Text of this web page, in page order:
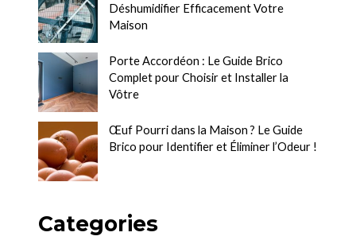
Déshumidifier Efficacement Votre
Maison
Porte Accordéon : Le Guide Brico
Complet pour Choisir et Installer la
Vôtre
Œuf Pourri dans la Maison ? Le Guide
Brico pour Identifier et Éliminer l’Odeur !
Categories